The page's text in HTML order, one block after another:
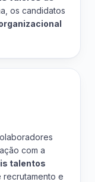
os candidatos
com a
talentos
e